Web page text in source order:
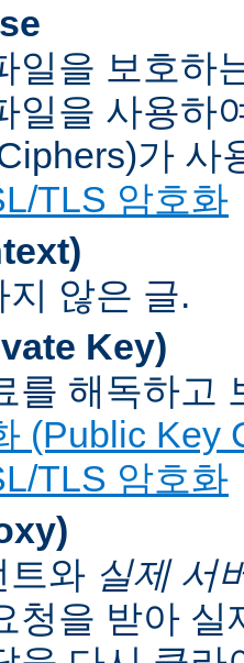
일을 보호하
일을 사용하
가 사
TLS 암호화
지 않은 글.
Key)
를 해독하고
(Public Key
TLS 암호화
트와 실제 서
청을 받아